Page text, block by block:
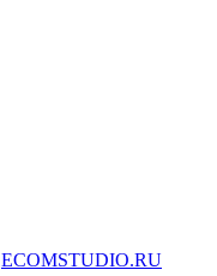
ECOMSTUDIO.RU